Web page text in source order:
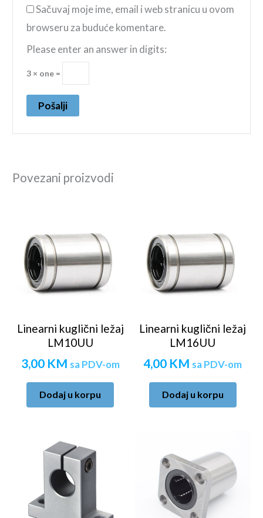
Sačuvaj moje ime, email i web stranicu u ovom
browseru za buduće komentare.
Please enter an answer in digits:
3 × one =
Povezani proizvodi
Linearni kuglični ležaj
LM10UU
3,00 KM sa PDV-om
Dodaj u korpu
Linearni kuglični ležaj
LM16UU
4,00 KM sa PDV-om
Dodaj u korpu